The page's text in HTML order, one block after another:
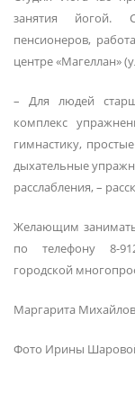
занятия йогой.
пенсионеров,
центре «Магеллан»
– Для людей
комплекс
гимнастику,
дыхательные
расслабления, –
Желающим
по телефону 8-
городской
Маргарита
Фото Ирины